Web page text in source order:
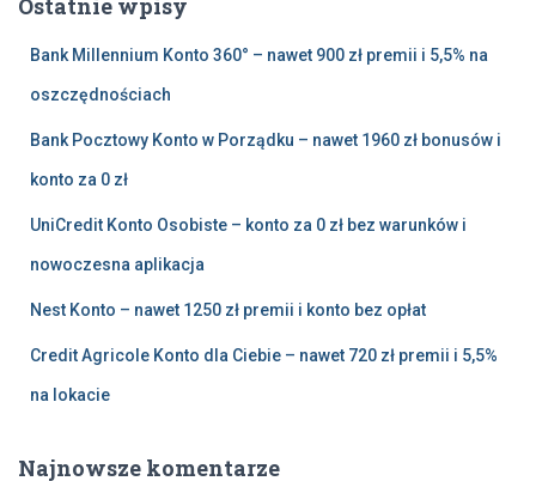
j
Bank Millennium Konto 360° – nawet 900 zł premii i 5,5% na
oszczędnościach
Bank Pocztowy Konto w Porządku – nawet 1960 zł bonusów i
konto za 0 zł
UniCredit Konto Osobiste – konto za 0 zł bez warunków i
nowoczesna aplikacja
Nest Konto – nawet 1250 zł premii i konto bez opłat
Credit Agricole Konto dla Ciebie – nawet 720 zł premii i 5,5%
na lokacie
Najnowsze komentarze